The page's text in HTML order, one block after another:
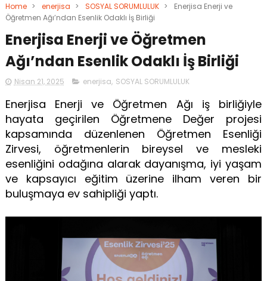
Home > enerjisa > SOSYAL SORUMLULUK >
Enerjisa Enerji ve
Öğretmen Ağı’ndan Esenlik Odaklı İş Birliği
Enerjisa Enerji ve Öğretmen
Ağı’ndan Esenlik Odaklı İş Birliği
Nisan 21, 2025 enerjisa, SOSYAL SORUMLULUK
Enerjisa Enerji ve Öğretmen Ağı iş birliğiyle
hayata geçirilen Öğretmene Değer projesi
kapsamında düzenlenen Öğretmen Esenliği
Zirvesi, öğretmenlerin bireysel ve mesleki
esenliğini odağına alarak dayanışma, iyi yaşam
ve kapsayıcı eğitim üzerine ilham veren bir
buluşmaya ev sahipliği yaptı.